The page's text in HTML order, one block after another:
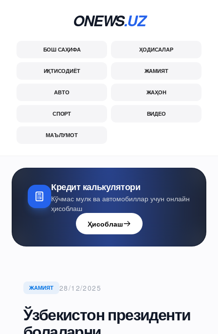
ONEWS.UZ
БОШ САҲИФА ҲОДИСАЛАР
ИҚТИСОДИЁТ ЖАМИЯТ
АВТО ЖАҲОН
СПОРТ ВИДЕО
МАЪЛУМОТ
Кредит калькулятори
Кўчмас мулк ва автомобиллар учун онлайн
ҳисоблаш
Ҳисоблаш
ЖАМИЯТ 28/12/2025
Ўзбекистон президенти